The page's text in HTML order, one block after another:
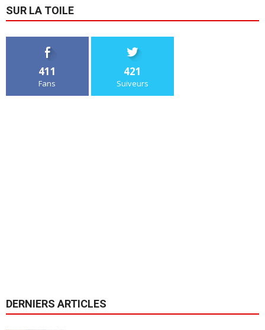
SUR LA TOILE
411
Fans
421
Suiveurs
DERNIERS ARTICLES